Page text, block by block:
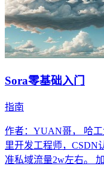
Sora零基础入门
指南
作者：YUAN哥， 哈
里开发工程师，CSDN
准私域流量2w左右。